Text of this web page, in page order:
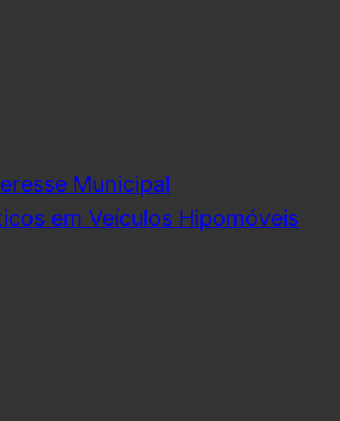
Municipal
em Veículos Hipomóveis